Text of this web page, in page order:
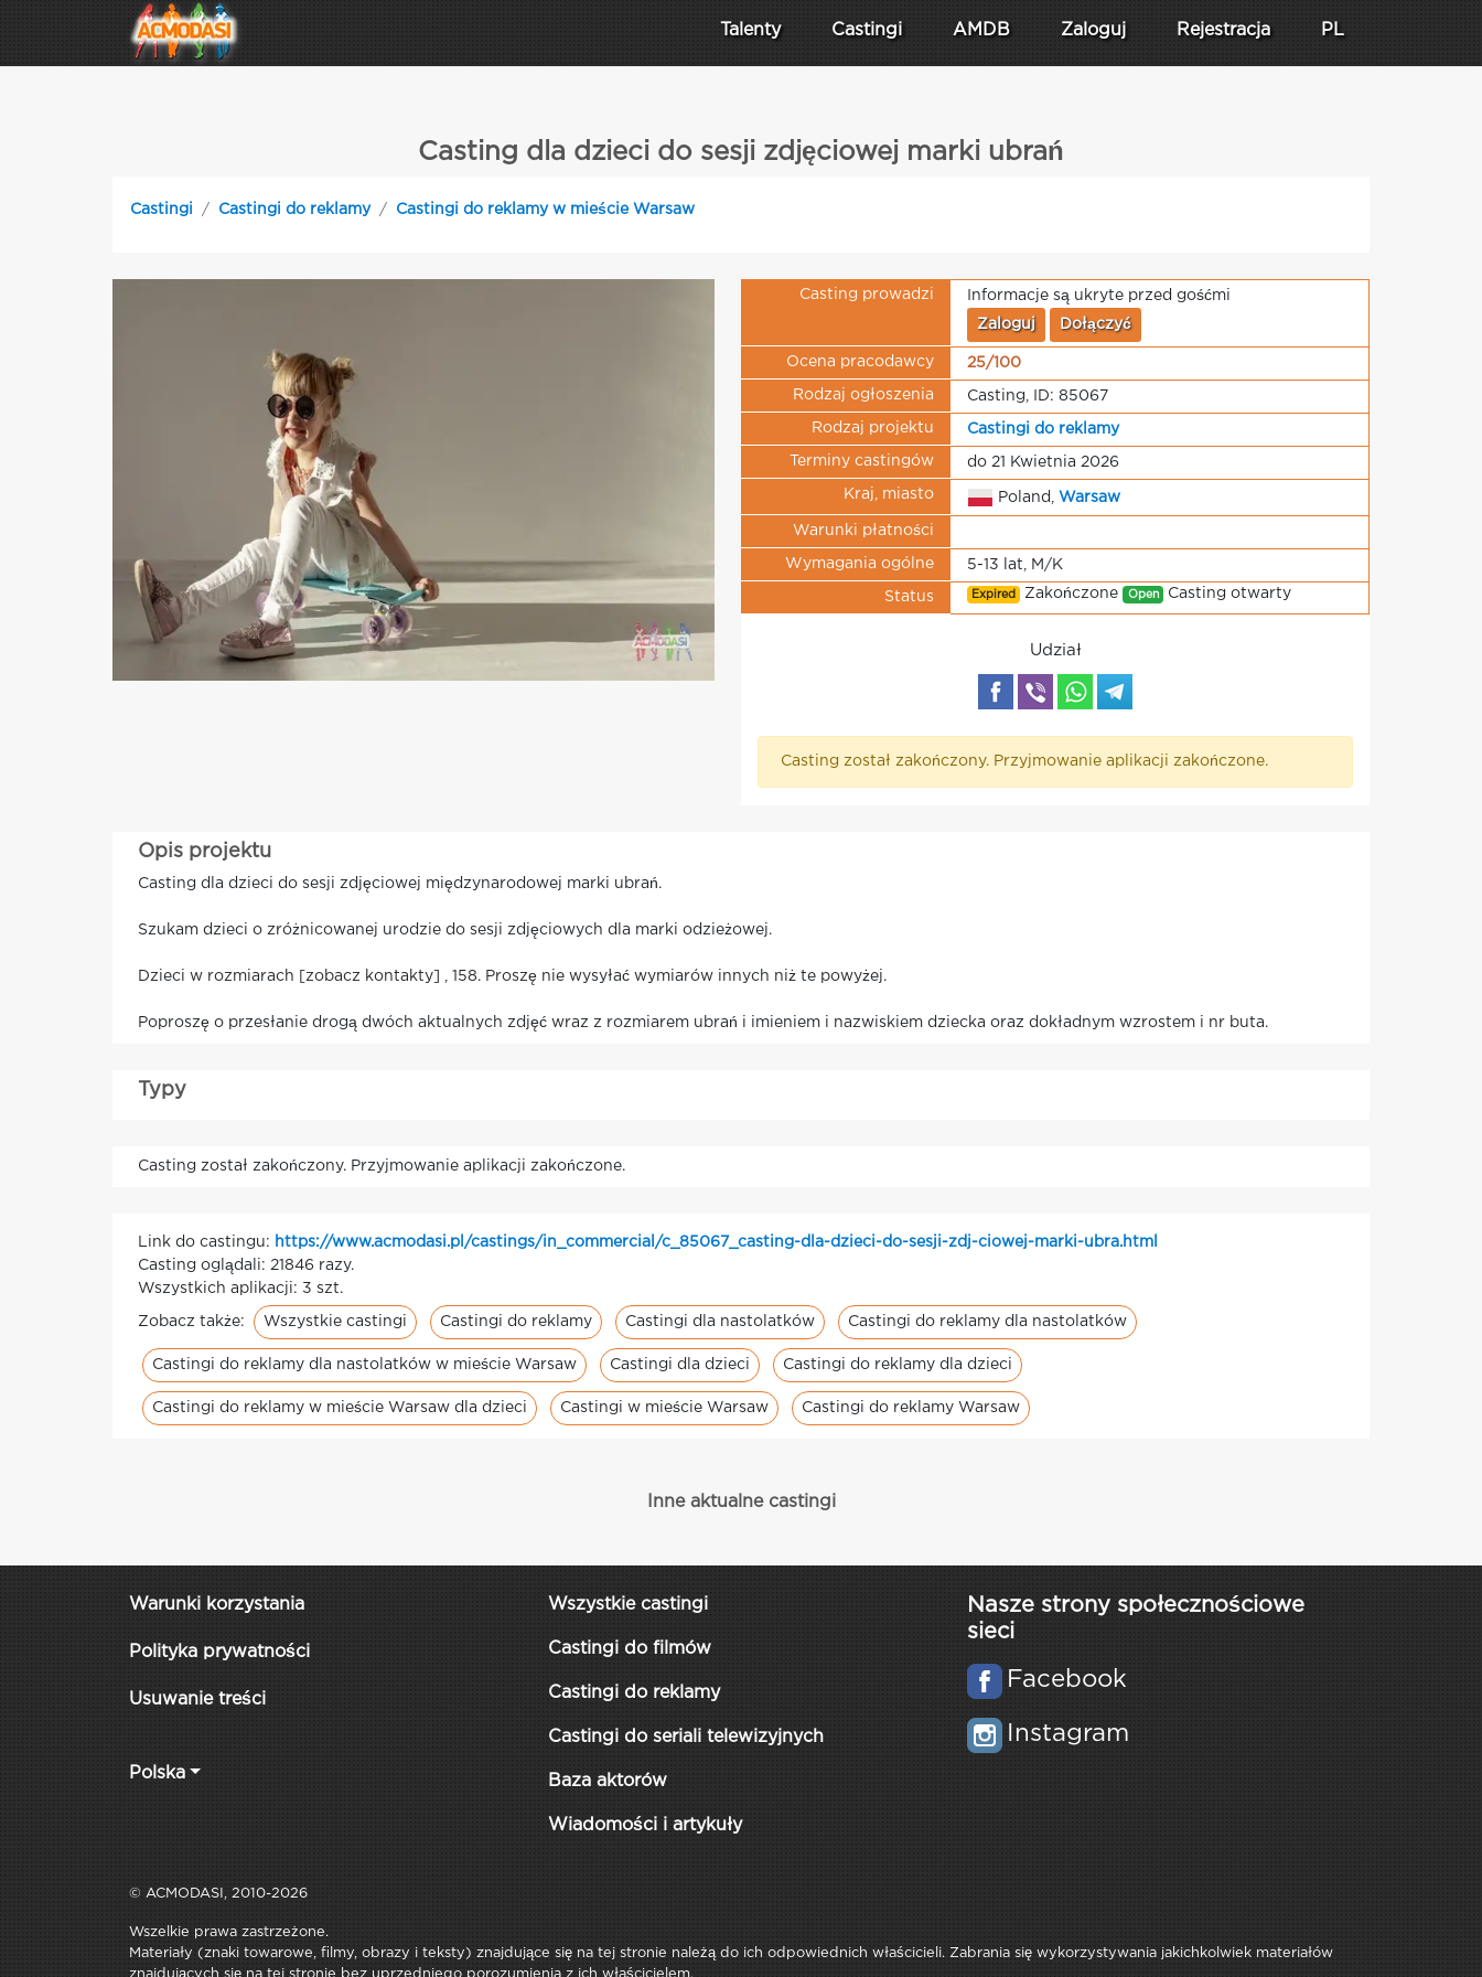
Talenty Castingi AMDB Zaloguj Rejestracja PL
Casting dla dzieci do sesji zdjęciowej marki ubrań
Castingi Castingi do reklamy Castingi do reklamy w mieście Warsaw
Casting prowadzi Informacje są ukryte przed gośćmi
Zaloguj Dołączyć
Ocena pracodawcy 25/100
Rodzaj ogłoszenia Casting, ID: 85067
Rodzaj projektu Castingi do reklamy
Terminy castingów do 21 Kwietnia 2026
Kraj, miasto Poland, Warsaw
Warunki płatności
Wymagania ogólne 5-13 lat, M/K
Status Expired Zakończone Open Casting otwarty
Udział
Casting został zakończony. Przyjmowanie aplikacji zakończone.
Opis projektu
Casting dla dzieci do sesji zdjęciowej międzynarodowej marki ubrań.
Szukam dzieci o zróżnicowanej urodzie do sesji zdjęciowych dla marki odzieżowej.
Dzieci w rozmiarach [zobacz kontakty] , 158. Proszę nie wysyłać wymiarów innych niż te powyżej.
Poproszę o przesłanie drogą dwóch aktualnych zdjęć wraz z rozmiarem ubrań i imieniem i nazwiskiem dziecka oraz dokładnym wzrostem i nr buta.
Typy
Casting został zakończony. Przyjmowanie aplikacji zakończone.
Link do castingu: https://www.acmodasi.pl/castings/in_commercial/c_85067_casting-dla-dzieci-do-sesji-zdj-ciowej-marki-ubra.html
Casting oglądali: 21846 razy.
Wszystkich aplikacji: 3 szt.
Zobacz także: Wszystkie castingi Castingi do reklamy Castingi dla nastolatków Castingi do reklamy dla nastolatków
Castingi do reklamy dla nastolatków w mieście Warsaw Castingi dla dzieci Castingi do reklamy dla dzieci
Castingi do reklamy w mieście Warsaw dla dzieci Castingi w mieście Warsaw Castingi do reklamy Warsaw
Inne aktualne castingi
Warunki korzystania
Polityka prywatności
Usuwanie treści
Polska
Wszystkie castingi
Castingi do filmów
Castingi do reklamy
Castingi do seriali telewizyjnych
Baza aktorów
Wiadomości i artykuły
Nasze strony społecznościowe
sieci
Facebook
Instagram
© ACMODASI, 2010-2026
Wszelkie prawa zastrzeżone.
Materiały (znaki towarowe, filmy, obrazy i teksty) znajdujące się na tej stronie należą do ich odpowiednich właścicieli. Zabrania się wykorzystywania jakichkolwiek materiałów
znajdujących się na tej stronie bez uprzedniego porozumienia z ich właścicielem.